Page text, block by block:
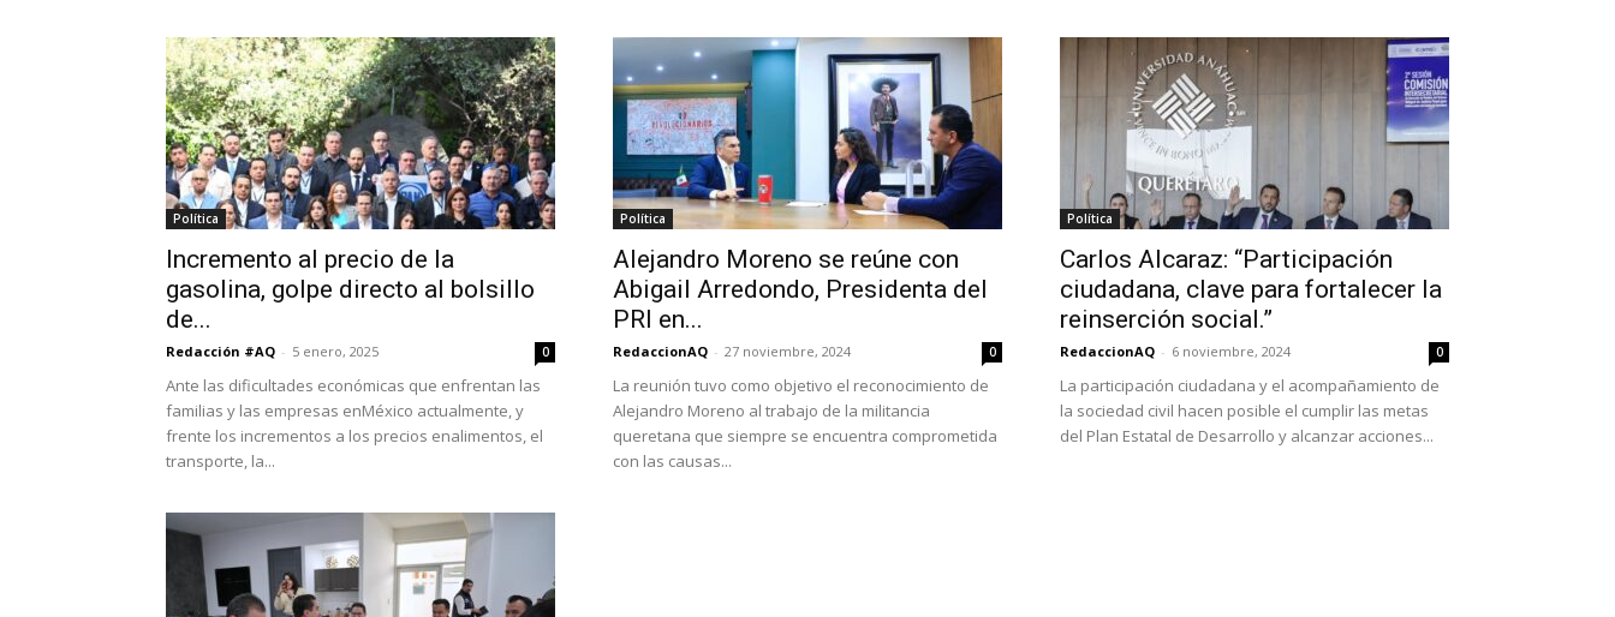
Política
Incremento al precio de la
gasolina, golpe directo al bolsillo
de...
Redacción #AQ - 5 enero, 2025 0
Ante las dificultades económicas que enfrentan las
familias y las empresas enMéxico actualmente, y
frente los incrementos a los precios enalimentos, el
transporte, la...
Política
Alejandro Moreno se reúne con
Abigail Arredondo, Presidenta del
PRI en...
RedaccionAQ - 27 noviembre, 2024 0
La reunión tuvo como objetivo el reconocimiento de
Alejandro Moreno al trabajo de la militancia
queretana que siempre se encuentra comprometida
con las causas...
Política
Carlos Alcaraz: “Participación
ciudadana, clave para fortalecer la
reinserción social.”
RedaccionAQ - 6 noviembre, 2024 0
La participación ciudadana y el acompañamiento de
la sociedad civil hacen posible el cumplir las metas
del Plan Estatal de Desarrollo y alcanzar acciones...